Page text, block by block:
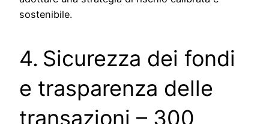
sostenibile.
4. Sicurezza dei fondi
e trasparenza delle
transazioni – 300